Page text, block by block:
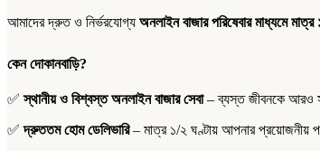
আমাদের দ্রুত ও নির্ভরযোগ্য অনলাইন বাজার পরিষেবার মাধ্যমে
কেন দোকানবাড়ি?
✅স্থানীয় ও বিশ্বস্ত অনলাইন বাজার সেবা– ব্যস্ত জীবনকে আরও
✅দ্রুততম হোম ডেলিভারি– মাত্র ১/২ ঘণ্টায় আপনার প্রয়োজনীয়